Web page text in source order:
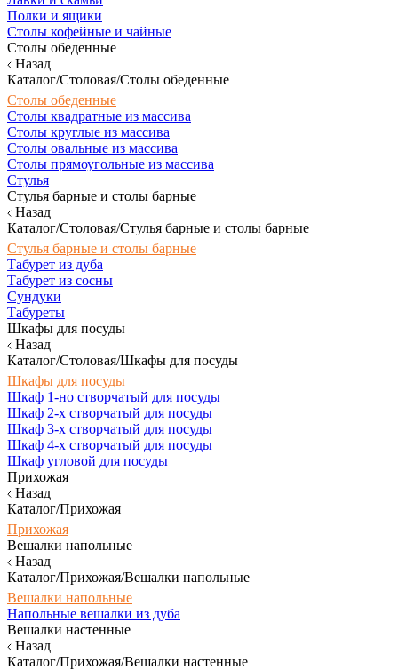
Полки и ящики
Столы кофейные и чайные
Столы обеденные
Назад
Каталог/Столовая/Столы обеденные
Столы обеденные
Столы квадратные из массива
Столы круглые из массива
Столы овальные из массива
Столы прямоугольные из массива
Стулья
Стулья барные и столы барные
Назад
Каталог/Столовая/Стулья барные и столы барные
Стулья барные и столы барные
Табурет из дуба
Табурет из сосны
Сундуки
Табуреты
Шкафы для посуды
Назад
Каталог/Столовая/Шкафы для посуды
Шкафы для посуды
Шкаф 1-но створчатый для посуды
Шкаф 2-х створчатый для посуды
Шкаф 3-х створчатый для посуды
Шкаф 4-х створчатый для посуды
Шкаф угловой для посуды
Прихожая
Назад
Каталог/Прихожая
Прихожая
Вешалки напольные
Назад
Каталог/Прихожая/Вешалки напольные
Вешалки напольные
Напольные вешалки из дуба
Вешалки настенные
Назад
Каталог/Прихожая/Вешалки настенные